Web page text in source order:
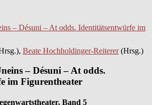
Beate Hochholdinger-Reiterer(Hrsg.)
– Désuni – At odds.
im Figurentheater
Band 5